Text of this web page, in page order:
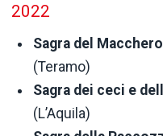
2022
Sagra del
(Teramo)
Sagra dei ceci e
(L’Aquila)